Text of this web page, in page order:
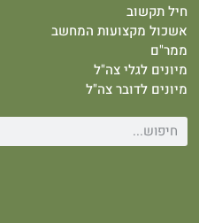
חיל תקשוב
אשכול מקצועות המחשב
ממר"ם
מיונים לגלי צה"ל
מיונים לדובר צה"ל